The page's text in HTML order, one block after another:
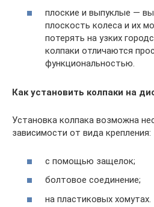
плоские и выпуклые —
плоскость колеса и их
потерять на узких
колпаки отличаются
функциональностью.
Как установить колпаки на
Установка колпака возможна
зависимости от вида крепления:
с помощью защелок;
болтовое соединение;
на пластиковых хомутах.